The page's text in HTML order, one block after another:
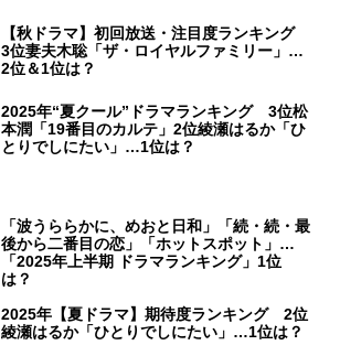
【秋ドラマ】初回放送・注目度ランキング
3位妻夫木聡「ザ・ロイヤルファミリー」…
2位＆1位は？
2025年“夏クール”ドラマランキング 3位松
本潤「19番目のカルテ」2位綾瀬はるか「ひ
とりでしにたい」…1位は？
「波うららかに、めおと日和」「続・続・最
後から二番目の恋」「ホットスポット」…
「2025年上半期 ドラマランキング」1位
は？
2025年【夏ドラマ】期待度ランキング 2位
綾瀬はるか「ひとりでしにたい」…1位は？